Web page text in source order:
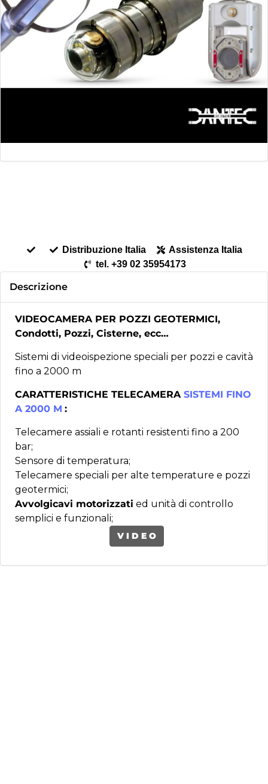
Distribuzione Italia
Assistenza Italia
tel. +39 02 35954173
Descrizione
VIDEOCAMERA PER POZZI GEOTERMICI,
Condotti, Pozzi, Cisterne, ecc…
Sistemi di videoispezione speciali per pozzi e cavità
fino a 2000 m
CARATTERISTICHE TELECAMERA SISTEMI FINO
A 2000 M :
Telecamere assiali e rotanti resistenti fino a 200
bar;
Sensore di temperatura;
Telecamere speciali per alte temperature e pozzi
geotermici;
Avvolgicavi motorizzati ed unità di controllo
semplici e funzionali;
V I D E O